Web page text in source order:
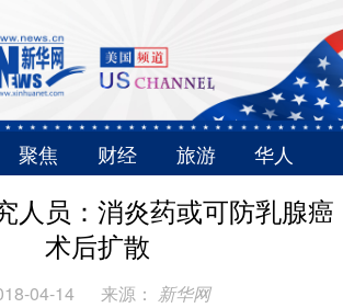
聚焦 财经 旅游 华人
人员：消炎药或可防乳腺癌
术后扩散
04-14 来源： 新华网